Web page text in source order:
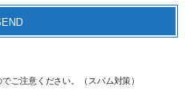
ご注意ください。（スパム対策）